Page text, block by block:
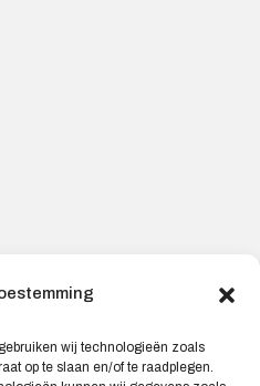
wij technologieën zoals
op te slaan en/of te raadplegen.